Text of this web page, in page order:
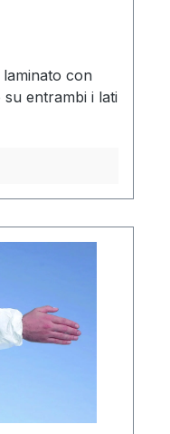
con
su entrambi i lati